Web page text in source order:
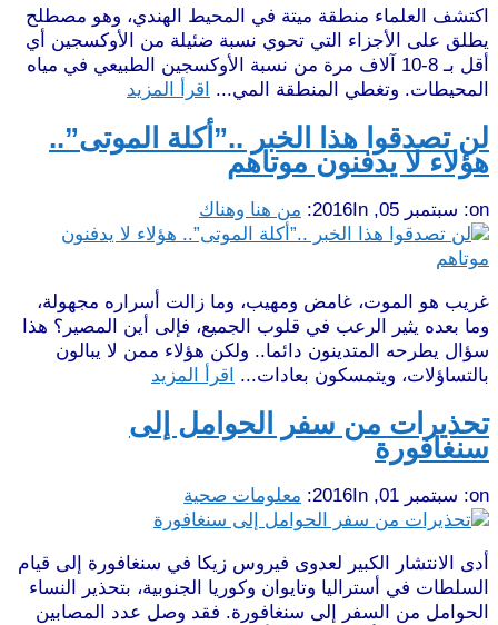
اكتشف العلماء منطقة ميتة في المحيط الهندي، وهو مصطلح
يطلق على الأجزاء التي تحوي نسبة ضئيلة من الأوكسجين أي
أقل بـ 8-10 آلاف مرة من نسبة الأوكسجين الطبيعي في مياه
المحيطات. وتغطي المنطقة المي...
اقرأ المزيد
لن تصدقوا هذا الخبر ..”أكلة الموتى”..
هؤلاء لا يدفنون موتاهم
on: سبتمبر 05, 2016 In: من هنا وهناك
غريب هو الموت، غامض ومهيب، وما زالت أسراره مجهولة،
وما بعده يثير الرعب في قلوب الجميع، فإلى أين المصير؟ هذا
سؤال يطرحه المتدينون دائما.. ولكن هؤلاء ممن لا يبالون
بالتساؤلات، ويتمسكون بعادات...
اقرأ المزيد
تحذيرات من سفر الحوامل إلى
سنغافورة
on: سبتمبر 01, 2016 In: معلومات صحية
أدى الانتشار الكبير لعدوى فيروس زيكا في سنغافورة إلى قيام
السلطات في أستراليا وتايوان وكوريا الجنوبية، بتحذير النساء
الحوامل من السفر إلى سنغافورة. فقد وصل عدد المصابين